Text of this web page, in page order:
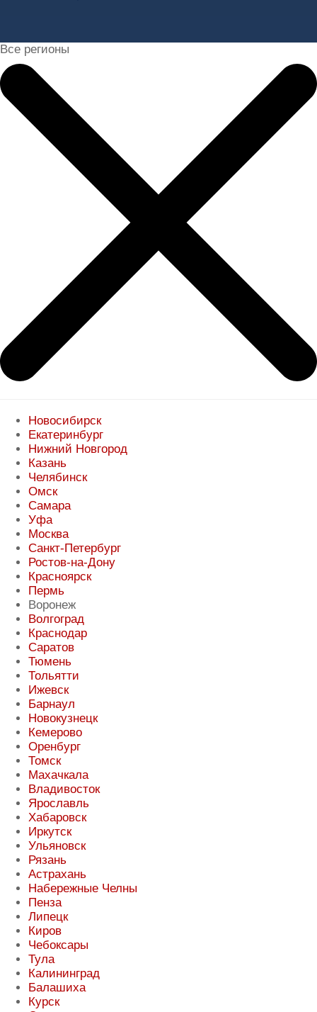
Все регионы
Новосибирск
Екатеринбург
Нижний Новгород
Казань
Челябинск
Омск
Самара
Уфа
Москва
Санкт-Петербург
Ростов-на-Дону
Красноярск
Пермь
Воронеж
Волгоград
Краснодар
Саратов
Тюмень
Тольятти
Ижевск
Барнаул
Новокузнецк
Кемерово
Оренбург
Томск
Махачкала
Владивосток
Ярославль
Хабаровск
Иркутск
Ульяновск
Рязань
Астрахань
Набережные Челны
Пенза
Липецк
Киров
Чебоксары
Тула
Калининград
Балашиха
Курск